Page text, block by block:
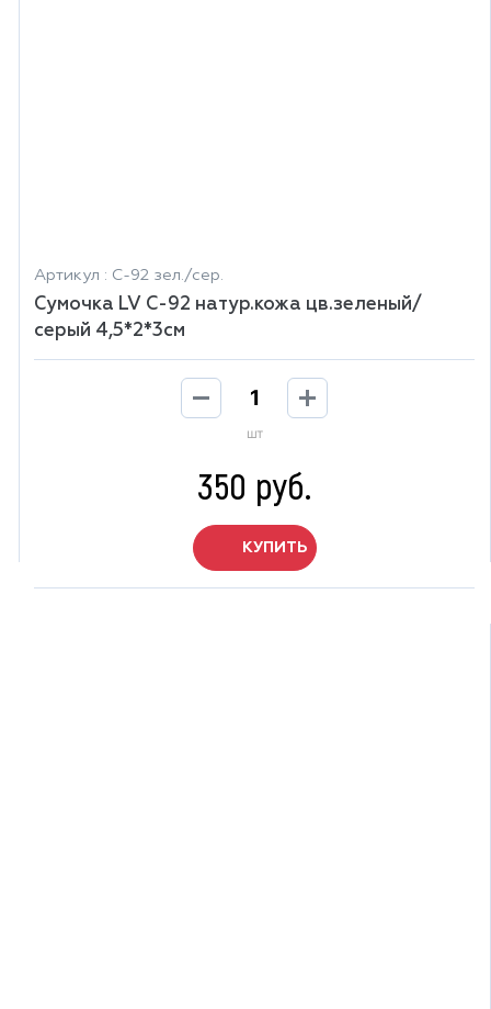
Артикул : С-92 зел./сер.
Сумочка LV С-92 натур.кожа цв.зеленый/
серый 4,5*2*3см
шт
350 руб.
КУПИТЬ